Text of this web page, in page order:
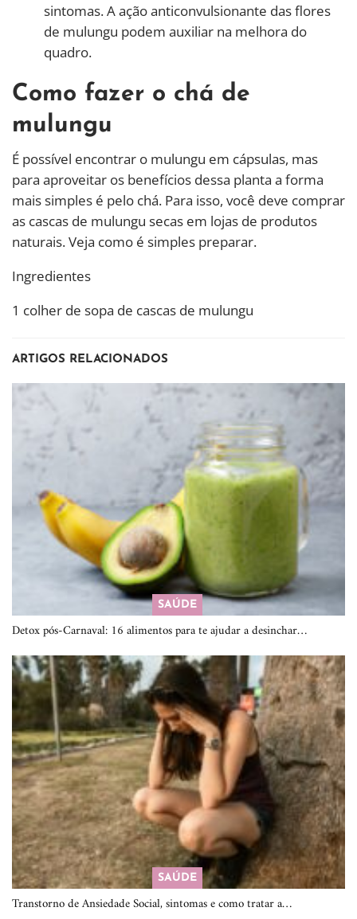
sintomas. A ação anticonvulsionante das flores
de mulungu podem auxiliar na melhora do
quadro.
Como fazer o chá de
mulungu
É possível encontrar o mulungu em cápsulas, mas
para aproveitar os benefícios dessa planta a forma
mais simples é pelo chá. Para isso, você deve comprar
as cascas de mulungu secas em lojas de produtos
naturais. Veja como é simples preparar.
Ingredientes
1 colher de sopa de cascas de mulungu
ARTIGOS RELACIONADOS
SAÚDE
Detox pós-Carnaval: 16 alimentos para te ajudar a desinchar…
SAÚDE
Transtorno de Ansiedade Social, sintomas e como tratar a…